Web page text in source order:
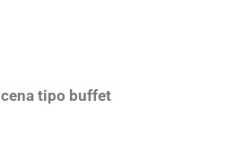
cena tipo buffet